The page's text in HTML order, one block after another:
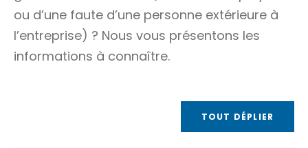
ou d’une faute d’une personne extérieure à
l’entreprise) ? Nous vous présentons les
informations à connaître.
TOUT DÉPLIER